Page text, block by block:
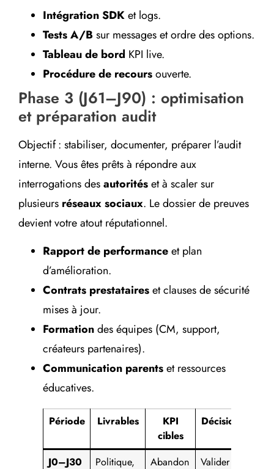
Intégration SDKet logs.
Tests A/Bsur messages et ordre des options.
Tableau de bord KPI live.
Procédure de recoursouverte.
Phase 3 (J61–J90) : optimisation
et préparation audit
Objectif : stabiliser, documenter, préparer l’audit
interne. Vous êtes prêts à répondre aux
interrogations desautoritéset à scaler sur
plusieurs réseaux sociaux. Le dossier de preuves
devient votre atout réputationnel.
Rapport de performanceet plan
d’amélioration.
Contrats prestataireset clauses de sécurité
mises à jour.
Formationdes équipes (CM, support,
créateurs partenaires).
Communication parentset ressources
éducatives.
Période Livrables
KPI
cibles
Décisions
J0–J30 Politique, Abandon Valider